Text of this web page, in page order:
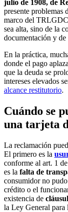
julio de 1908, de
presente problemas
marco del
sea alta, sino de la
documentación y de
En la práctica,
donde el pago
que la deuda se
intereses elevados
alcance restitutorio.
Cuándo se
una tarjeta
La reclamación
El primero es la
conforme al art. 1
es la falta de
consumidor no
crédito o el
existencia de
la Ley General para